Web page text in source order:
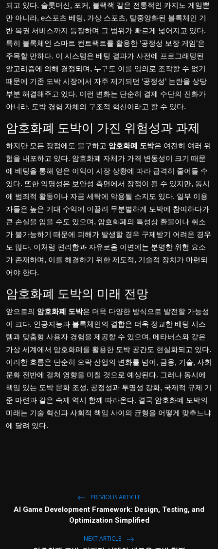
되고 있다. 슬롯머신, 포커, 블랙잭 같은 전통적인 카지노 게임뿐
만 아니라, e스포츠 베팅, 가상 스포츠, 탈중앙화된 블록체인 기
반 복권 서비스까지 등장하며 그 범위가 빠르게 넓어지고 있다.
특히 블록체인 스마트 컨트랙트를 활용한 ‘공정성 보장 게임’은
주목할 만하다. 이 시스템은 베팅 결과가 사전에 프로그래밍된
알고리즘에 의해 결정되며, 누구도 이를 임의로 조작할 수 없기
때문에 기존 도박 시장에서 자주 제기되던 ‘공정성’ 논란을 상당
부분 해결해주고 있다. 이런 변화는 단순히 결제 수단의 진화가
아니라, 도박 경험 자체의 구조적 혁신이라고 할 수 있다.
암호화폐 도박이 가진 위험성과 과제
하지만 모든 장점에도 불구하고 암호화폐 도박은 여전히 여러 위
험을 내포하고 있다. 암호화폐 자체가 가격 변동성이 크기 때문
에 베팅을 통해 얻은 이익이 시장 상황에 따라 급격히 줄어들 수
있다. 또한 익명성은 보안성 측면에서 장점이 될 수 있지만, 동시
에 범죄적 활동이나 자금 세탁에 악용될 소지도 있다. 일부 이용
자들은 높은 기대 수익에 이끌려 무분별하게 도박에 참여하다가
큰 손실을 입을 수도 있으며, 암호화폐의 특성상 환불이나 취소
가 불가능하기 때문에 피해가 발생할 경우 구제받기 어려운 경우
도 많다. 이처럼 편리함과 자유로움 이면에는 분명한 위험 요소
가 존재하며, 이를 해결하기 위한 제도적, 기술적 장치가 마련되
어야 한다.
암호화폐 도박의 미래 전망
앞으로의 암호화폐 도박은 더욱 다양한 방식으로 발전할 가능성
이 크다. 인공지능과 블록체인의 결합은 더욱 정교한 베팅 시스
템과 맞춤형 사용자 경험을 제공할 수 있으며, 메타버스와 같은
가상 세계에서 암호화폐를 활용한 도박 공간도 현실화되고 있다.
이러한 흐름은 단순히 오락 산업의 변화를 넘어, 금융, 기술, 사회
문화 전반에 걸쳐 영향을 미칠 것으로 예상된다. 그러나 동시에
책임 있는 도박 문화 조성, 공정성과 투명성 강화, 국제적 규제 기
준 마련과 같은 숙제 역시 함께 따라온다. 결국 암호화폐 도박의
미래는 기술 혁신과 사회적 책임 사이의 균형을 어떻게 맞추느냐
에 달려 있다.
PREVIOUS ARTICLE
AI Game Development Framework: Design, Testing, and
Optimization Simplified
NEXT ARTICLE